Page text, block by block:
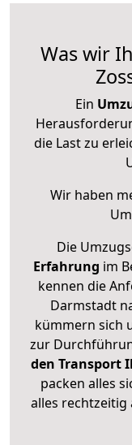
Was wir
Ein
die Last zu
Wir haben
Die
Erfahrung im
kennen die
Darmstadt
kümmern sich
zur
den Transport
packen alles
alles rechtzeitig